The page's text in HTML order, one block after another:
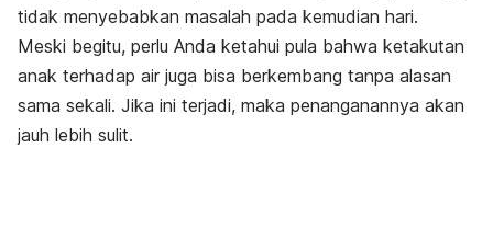
tidak menyebabkan masalah pada kemudian hari.
Meski begitu, perlu Anda ketahui pula bahwa ketakutan
anak terhadap air juga bisa berkembang tanpa alasan
sama sekali. Jika ini terjadi, maka penanganannya akan
jauh lebih sulit.